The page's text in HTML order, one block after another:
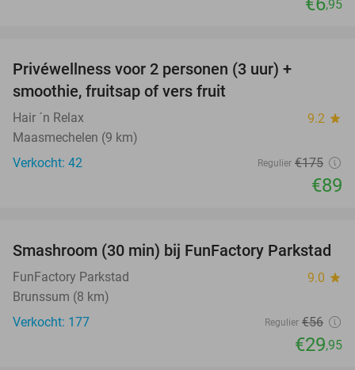
,95
Privéwellness voor 2 personen (3 uur) +
smoothie, fruitsap of vers fruit
Hair ´n Relax 9.2 star
Maasmechelen (9 km)
Verkocht: 42
Regulier €175
€89
47%
Smashroom (30 min) bij FunFactory Parkstad
FunFactory Parkstad 9.0 star
Brunssum (8 km)
Verkocht: 177
Regulier €56
€29,95